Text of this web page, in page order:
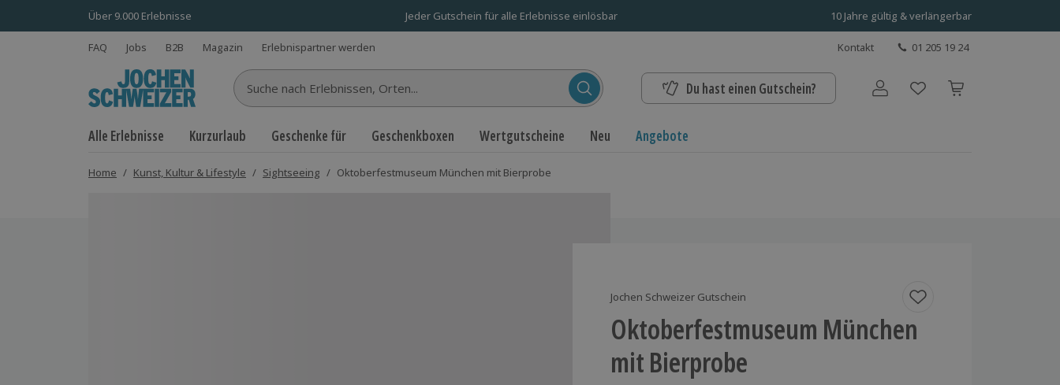
Über 9.000 Erlebnisse Jeder Gutschein für alle Erlebnisse einlösbar 10 Jahre gültig & verlängerbar
FAQ Jobs B2B Magazin Erlebnispartner werden Kontakt 01 205 19 24
Suche nach Erlebnissen... Du hast einen Gutschein? Benutzerkonto
Alle Erlebnisse Kurzurlaub Geschenke für Geschenkboxen Wertgutscheine Neu Angebote
Home / Kunst, Kultur & Lifestyle / Sightseeing / Oktoberfestmuseum München mit Bierprobe
Jochen Schweizer Gutschein
Oktoberfestmuseum München
mit Bierprobe